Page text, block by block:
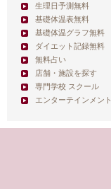
生理日予測無料
基礎体温表無料
基礎体温グラフ無料
ダイエット記録無料
無料占い
店舗・施設を探す
専門学校 スクール
エンターテインメント